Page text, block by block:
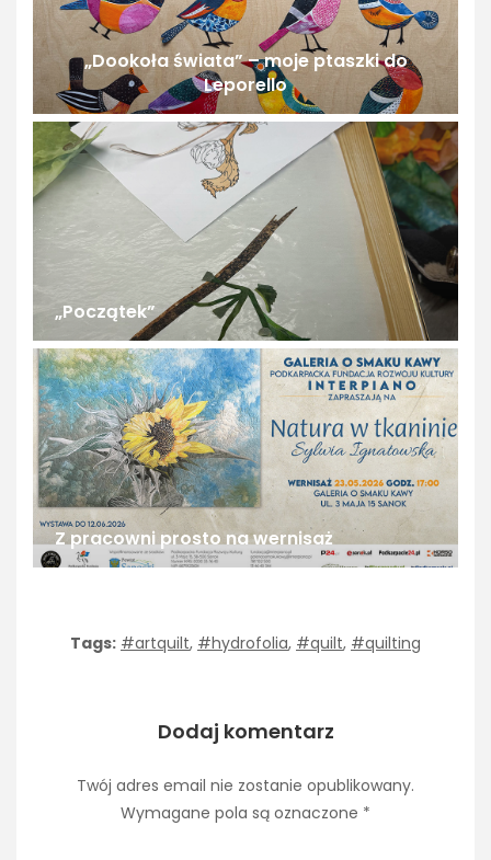
„Dookoła świata” – moje ptaszki do
Leporello
„Początek”
Z pracowni prosto na wernisaż
Tags: #artquilt, #hydrofolia, #quilt, #quilting
Dodaj komentarz
Twój adres email nie zostanie opublikowany.
Wymagane pola są oznaczone *